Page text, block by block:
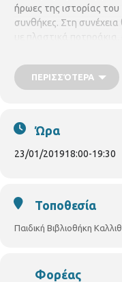
ήρωες της ιστορίας του
συνθήκες. Στη
με πλαστικά
στην εκδήλωση είναι
Καλλιθέας είναι
ΠΕΡΙΣΣΌΤΕΡΑ
Ώρα
23/01/201918:00-19:30
Τοποθεσία
Παιδική Βιβλιοθήκη
Φορέας